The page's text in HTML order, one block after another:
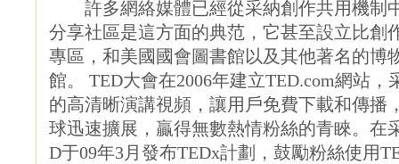
許多網絡媒體已經從采納創作共用機制
分享社區是這方面的典范，它甚至設立比創
專區，和美國國會圖書館以及其他著名的博
館。 TED大會在2006年建立TED.com網站
的高清晰演講視頻，讓用戶免費下載和傳播
球迅速擴展，贏得無數熱情粉絲的青睞。在
D于09年3月發布TEDx計劃，鼓勵粉絲使用